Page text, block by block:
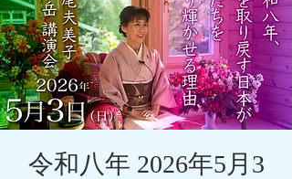
令和八年 2026年5月3